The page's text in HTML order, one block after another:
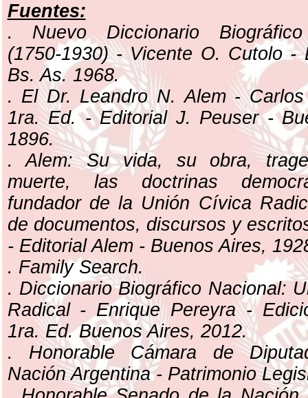
Fuentes:
. Nuevo Diccionario Biográfico
(1750-1930) - Vicente O. Cutolo -
Bs. As. 1968.
. El Dr. Leandro N. Alem -
1ra. Ed. - Editorial J. Peuser -
1896.
. Alem: Su vida, su obra,
muerte, las doctrinas
fundador de la Unión Cívica
de documentos, discursos y
- Editorial Alem - Buenos Aires,
. Family Search.
. Diccionario Biográfico Nacional:
Radical - Enrique Pereyra -
1ra. Ed. Buenos Aires, 2012.
. Honorable Cámara de
Nación Argentina - Patrimonio